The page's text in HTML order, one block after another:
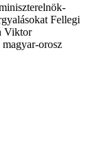
Fellegi
Viktor
orosz